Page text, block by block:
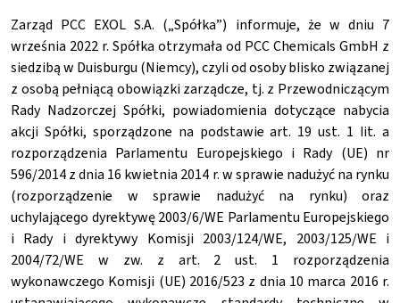
Zarząd PCC EXOL S.A. („Spółka”) informuje, że w dniu 7
września 2022 r. Spółka otrzymała od PCC Chemicals GmbH z
siedzibą w Duisburgu (Niemcy), czyli od osoby blisko związanej
z osobą pełniącą obowiązki zarządcze, tj. z Przewodniczącym
Rady Nadzorczej Spółki, powiadomienia dotyczące nabycia
akcji Spółki, sporządzone na podstawie art. 19 ust. 1 lit. a
rozporządzenia Parlamentu Europejskiego i Rady (UE) nr
596/2014 z dnia 16 kwietnia 2014 r. w sprawie nadużyć na rynku
(rozporządzenie w sprawie nadużyć na rynku) oraz
uchylającego dyrektywę 2003/6/WE Parlamentu Europejskiego
i Rady i dyrektywy Komisji 2003/124/WE, 2003/125/WE i
2004/72/WE w zw. z art. 2 ust. 1 rozporządzenia
wykonawczego Komisji (UE) 2016/523 z dnia 10 marca 2016 r.